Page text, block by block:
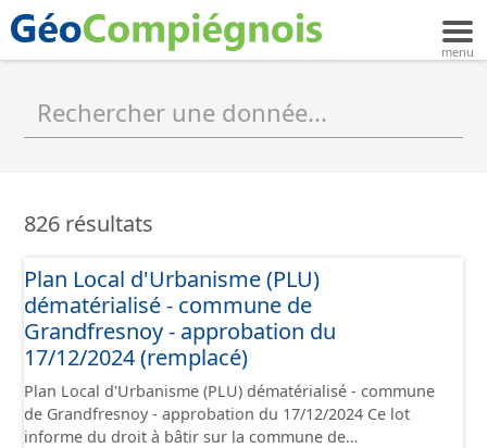
826 résultats
Plan Local d'Urbanisme (PLU)
dématérialisé - commune de
Grandfresnoy - approbation du
17/12/2024 (remplacé)
Plan Local d'Urbanisme (PLU) dématérialisé - commune
de Grandfresnoy - approbation du 17/12/2024 Ce lot
informe du droit à bâtir sur la commune de